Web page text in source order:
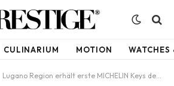
CULINARIUM MOTION WATCHES
Lugano Region erhält erste MICHELIN Keys der Schweiz